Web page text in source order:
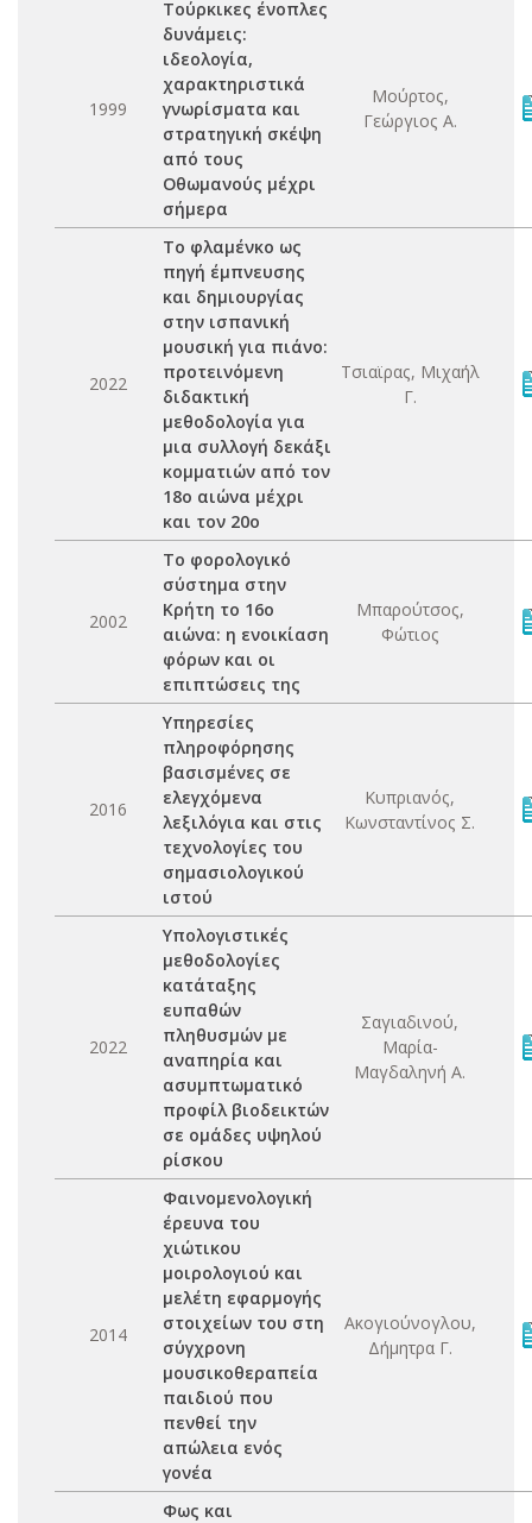
1999
Τούρκικες ένοπλες
δυνάμεις:
ιδεολογία,
χαρακτηριστικά
γνωρίσματα και
στρατηγική σκέψη
από τους
Οθωμανούς μέχρι
σήμερα
Μούρτος,
Γεώργιος Α.
2022
Το φλαμένκο ως
πηγή έμπνευσης
και δημιουργίας
στην ισπανική
μουσική για πιάνο:
προτεινόμενη
διδακτική
μεθοδολογία για
μια συλλογή δεκάξι
κομματιών από τον
18ο αιώνα μέχρι
και τον 20ο
Τσιαϊρας, Μιχαήλ
Γ.
2002
Το φορολογικό
σύστημα στην
Κρήτη το 16ο
αιώνα: η ενοικίαση
φόρων και οι
επιπτώσεις της
Μπαρούτσος,
Φώτιος
2016
Υπηρεσίες
πληροφόρησης
βασισμένες σε
ελεγχόμενα
λεξιλόγια και στις
τεχνολογίες του
σημασιολογικού
ιστού
Κυπριανός,
Κωνσταντίνος Σ.
2022
Υπολογιστικές
μεθοδολογίες
κατάταξης
ευπαθών
πληθυσμών με
αναπηρία και
ασυμπτωματικό
προφίλ βιοδεικτών
σε ομάδες υψηλού
ρίσκου
Σαγιαδινού,
Μαρία-
Μαγδαληνή Α.
2014
Φαινομενολογική
έρευνα του
χιώτικου
μοιρολογιού και
μελέτη εφαρμογής
στοιχείων του στη
σύγχρονη
μουσικοθεραπεία
παιδιού που
πενθεί την
απώλεια ενός
γονέα
Ακογιούνογλου,
Δήμητρα Γ.
Φως και